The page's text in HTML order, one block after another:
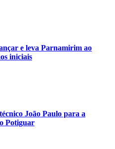
e leva Parnamirim ao
iniciais
João Paulo para a
Potiguar